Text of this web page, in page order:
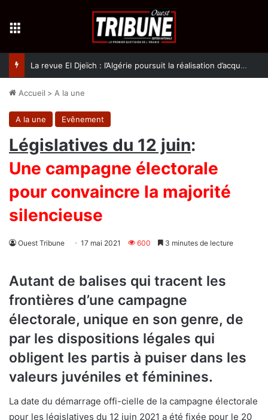
La revue El Djeïch : l’Algérie poursuit la réalisation d’acquis qualitatifs et historiques dans un climat de sécurité et de stabilité
Accueil > A la une
A la une Evênement
Législatives du 12 juin:
Une campagne électorale
pour convaincre la majorité
silencieuse
Ouest Tribune 17 mai 2021 600 3 minutes de lecture
Autant de balises qui tracent les
frontières d’une campagne
électorale, unique en son genre, de
par les dispositions légales qui
obligent les partis à puiser dans les
valeurs juvéniles et féminines.
La date du démarrage offi-cielle de la campagne électorale
pour les législatives du 12 juin 2021 a été fixée pour le 20